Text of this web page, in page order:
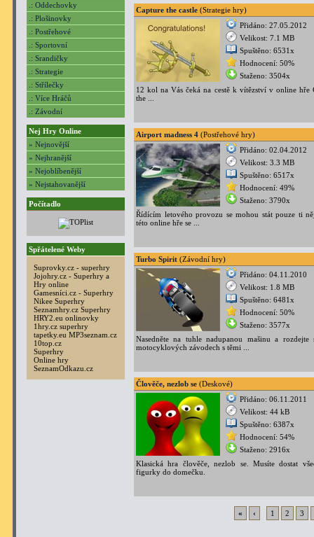
.: Oddechovky
.: Plošinovky
.: Postřehové
.: Sportovní
.: Srandičky
.: Strategie
.: Střílečky
.: Více Hráčů
.: Závodní
Nej Hry Online
» Nejnovější
» Nejhranější
» Nejoblíbenější
» Nejstahovanější
Počítadlo
Spřátelené Weby
Suprovky.cz - superhry
Jojohry.cz - Superhry a
Hry online
Gamesníci.cz - Superhry
Nikee Superhry
Seznamhry.cz Superhry
HRY2.eu onlinovky
1hry.cz superhry
tapetky.eu MP3seznam.cz
10top.cz
Superhry
Online hry
SeznamOdkazu.cz
Capture the castle (Strategie hry)
Přidáno: 27.05.2012
Velikost: 7.1 MB
Spuštěno: 6531x
Hodnocení: 50%
Staženo: 3504x
12 kol na Vás čeká na cestě k vítězství v online hře
the ...
Airport madness 4 (Postřehové hry)
Přidáno: 02.04.2012
Velikost: 3.3 MB
Spuštěno: 6517x
Hodnocení: 49%
Staženo: 3790x
Řídícím letového provozu se mohou stát pouze ti
této online hře se ...
Turbo Spirit (Závodní hry)
Přidáno: 04.11.2010
Velikost: 1.8 MB
Spuštěno: 6481x
Hodnocení: 50%
Staženo: 3577x
Nasedněte na tuhle nadupanou mašinu a
motocyklových závodech s těmi ...
Člověče, nezlob se (Deskové)
Přidáno: 06.11.2011
Velikost: 44 kB
Spuštěno: 6387x
Hodnocení: 54%
Staženo: 2916x
Klasická hra člověče, nezlob se. Musíte dostat
figurky do domečku.
« ‹ 1 2 3